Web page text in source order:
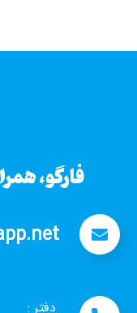
فارگو،
دفتر :